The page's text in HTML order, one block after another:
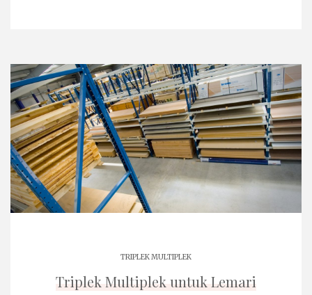
TRIPLEK MULTIPLEK
Triplek Multiplek untuk Lemari